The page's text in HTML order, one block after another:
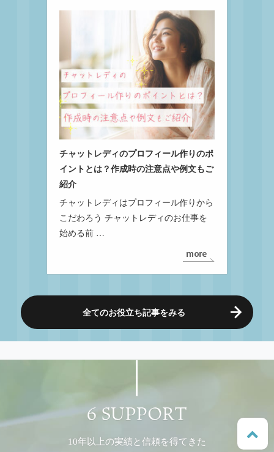
チャットレディのプロフィール作りのポ
イントとは？作成時の注意点や例文もご
紹介
チャットレディはプロフィール作りから
こだわろう チャットレディのお仕事を
始める前 …
全てのお役立ち記事をみる
10年以上の実績と信頼を得てきた